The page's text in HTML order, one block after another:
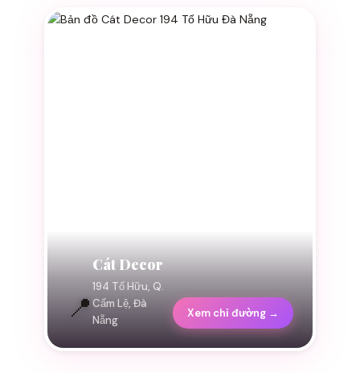
📍
Cát Decor
194 Tố Hữu, Q.
Cẩm Lệ, Đà
Nẵng
Xem chỉ đường →